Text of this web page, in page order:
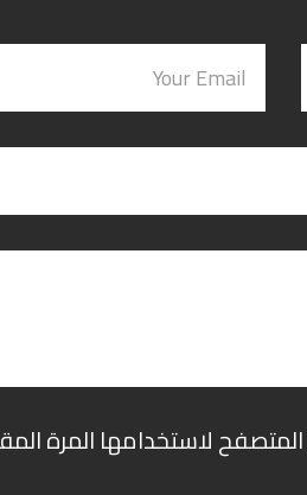
لاستخدامها المرة